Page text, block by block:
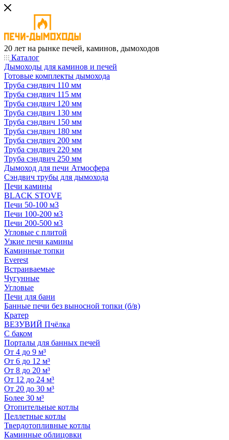
20 лет на рынке печей, каминов, дымоходов
Каталог
Дымоходы для каминов и печей
Готовые комплекты дымохода
Труба сэндвич 110 мм
Труба сэндвич 115 мм
Труба сэндвич 120 мм
Труба сэндвич 130 мм
Труба сэндвич 150 мм
Труба сэндвич 180 мм
Труба сэндвич 200 мм
Труба сэндвич 220 мм
Труба сэндвич 250 мм
Дымоход для печи Атмосфера
Сэндвич трубы для дымохода
Печи камины
BLACK STOVE
Печи 50-100 м3
Печи 100-200 м3
Печи 200-500 м3
Угловые с плитой
Узкие печи камины
Каминные топки
Everest
Встраиваемые
Чугунные
Угловые
Печи для бани
Банные печи без выносной топки (б/в)
Кратер
ВЕЗУВИЙ Пчёлка
С баком
Порталы для банных печей
От 4 до 9 м³
От 6 до 12 м³
От 8 до 20 м³
От 12 до 24 м³
От 20 до 30 м³
Более 30 м³
Отопительные котлы
Пеллетные котлы
Твердотопливные котлы
Каминные облицовки